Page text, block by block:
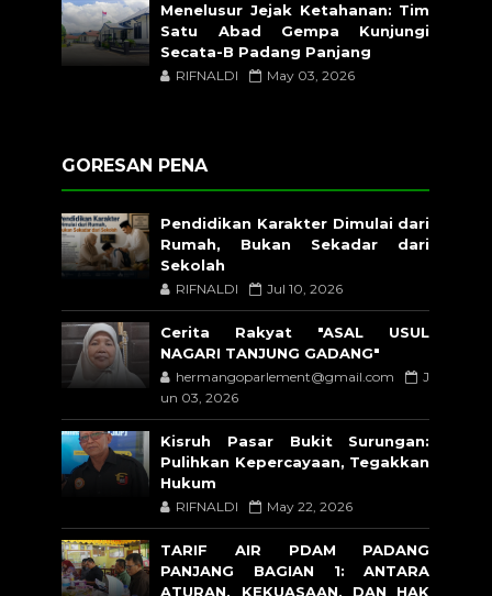
Menelusur Jejak Ketahanan: Tim
Satu Abad Gempa Kunjungi
Secata-B Padang Panjang
RIFNALDI May 03, 2026
GORESAN PENA
Pendidikan Karakter Dimulai dari
Rumah, Bukan Sekadar dari
Sekolah
RIFNALDI Jul 10, 2026
Cerita Rakyat "ASAL USUL
NAGARI TANJUNG GADANG"
hermangoparlement@gmail.com
J
un 03, 2026
Kisruh Pasar Bukit Surungan:
Pulihkan Kepercayaan, Tegakkan
Hukum
RIFNALDI May 22, 2026
TARIF AIR PDAM PADANG
PANJANG BAGIAN 1: ANTARA
ATURAN, KEKUASAAN, DAN HAK